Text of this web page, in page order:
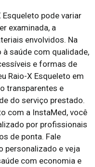
Esqueleto pode variar
examinada, a
envolvidos. Na
saúde com qualidade,
e formas de
Raio-X Esqueleto em
transparentes e
do serviço prestado.
com a InstaMed, você
por profissionais
de ponta. Fale
personalizado e veja
com economia e